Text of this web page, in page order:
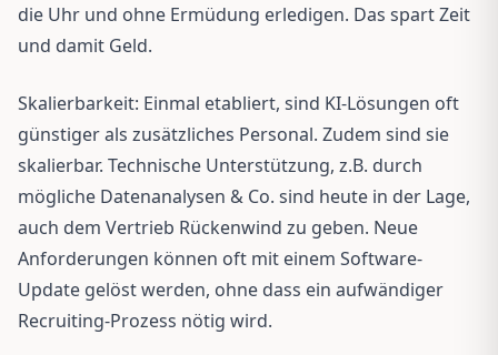
die Uhr und ohne Ermüdung erledigen. Das spart Zeit
und damit Geld.
Skalierbarkeit: Einmal etabliert, sind KI-Lösungen oft
günstiger als zusätzliches Personal. Zudem sind sie
skalierbar. Technische Unterstützung, z.B. durch
mögliche Datenanalysen & Co. sind heute in der Lage,
auch dem Vertrieb Rückenwind zu geben. Neue
Anforderungen können oft mit einem Software-
Update gelöst werden, ohne dass ein aufwändiger
Recruiting-Prozess nötig wird.